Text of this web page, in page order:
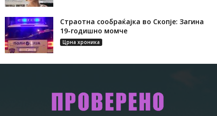
Страотна сообраќајка во Скопје: Загина
19-годишно момче
Црна хроника